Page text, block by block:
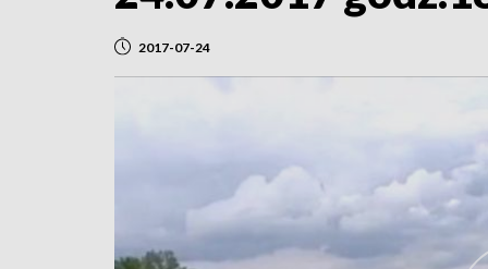
2017-07-24